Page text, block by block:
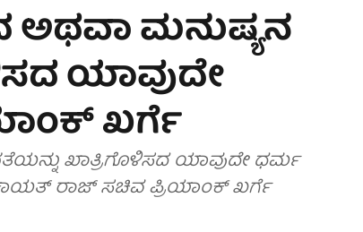
ಅಥವಾ ಮನುಷ್ಯನ
ಯಾವುದೇ
ಖರ್ಗೆ
ಖಾತ್ರಿಗೊಳಿಸದ ಯಾವುದೇ ಧರ್ಮ
ರಾಜ್ ಸಚಿವ ಪ್ರಿಯಾಂಕ್ ಖರ್ಗೆ